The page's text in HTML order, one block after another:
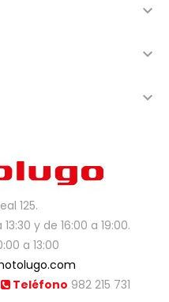

125.
y de 16:00 a 19:00.
a 13:00
Teléfono 982 215 731

